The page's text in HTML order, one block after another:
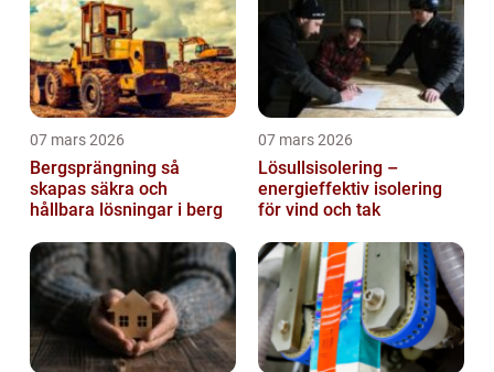
07 mars 2026
Bergsprängning så
skapas säkra och
hållbara lösningar i berg
07 mars 2026
Lösullsisolering –
energieffektiv isolering
för vind och tak